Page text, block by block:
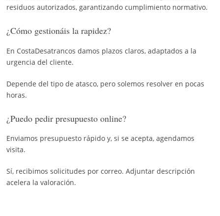
residuos autorizados, garantizando cumplimiento normativo.
¿Cómo gestionáis la rapidez?
En CostaDesatrancos damos plazos claros, adaptados a la
urgencia del cliente.
Depende del tipo de atasco, pero solemos resolver en pocas
horas.
¿Puedo pedir presupuesto online?
Enviamos presupuesto rápido y, si se acepta, agendamos
visita.
Sí, recibimos solicitudes por correo. Adjuntar descripción
acelera la valoración.